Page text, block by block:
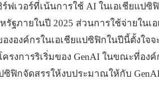
ร์ฟเวอร์ที่เน้นการใช้ AI ในเอเชียแป
รัฐภายในปี 2025 ส่วนการใช้จ่ายในเ
ององค์กรในเอเชียแปซิฟิกในปีนี้ตั้งใจ
รงการริเริ่มของ GenAI ในขณะที่อง
ซิฟิกจัดสรรให้งบประมาณให้กับ